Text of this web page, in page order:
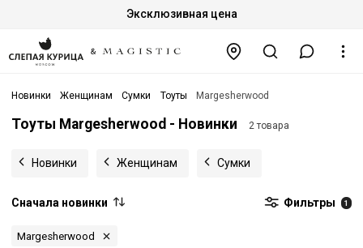
Эксклюзивная цена
Новинки Женщинам Сумки Тоуты Margesherwood
Тоуты Margesherwood - Новинки 2 товара
Новинки Женщинам Сумки
Сначала новинки Фильтры 1
Margesherwood